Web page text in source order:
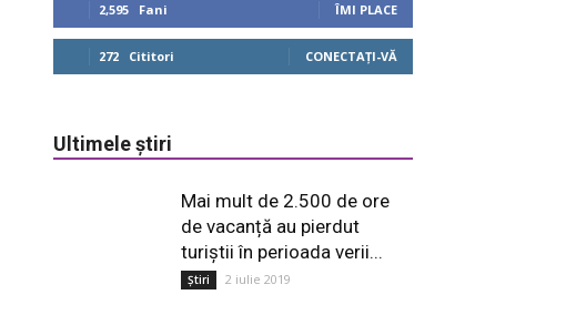
2,595 Fani ÎMI PLACE
272 Cititori CONECTAȚI-VĂ
Ultimele știri
Mai mult de 2.500 de ore
de vacanță au pierdut
turiștii în perioada verii...
Știri 2 iulie 2019